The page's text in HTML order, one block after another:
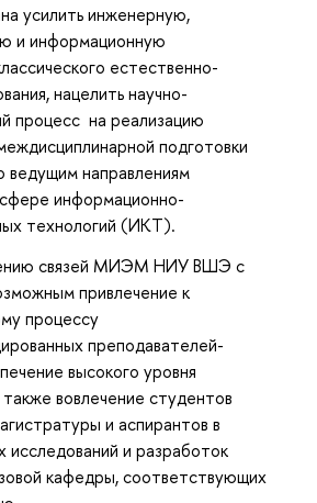
усилить инженерную,
и информационную
естественно-
нацелить научно-
процесс на реализацию
подготовки
ведущим направлениям
информационно-
технологий (ИКТ).
связей МИЭМ НИУ ВШЭ с
привлечение к
процессу
преподавателей-
высокого уровня
вовлечение студентов
и аспирантов в
исследований и разработок
кафедры, соответствующих